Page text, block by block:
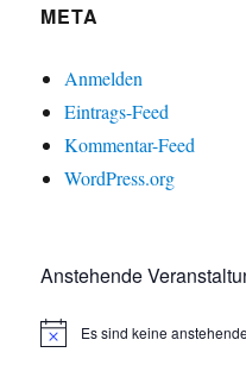
META
Anmelden
Eintrags-Feed
Kommentar-Feed
WordPress.org
Anstehende
H
Es sind keine